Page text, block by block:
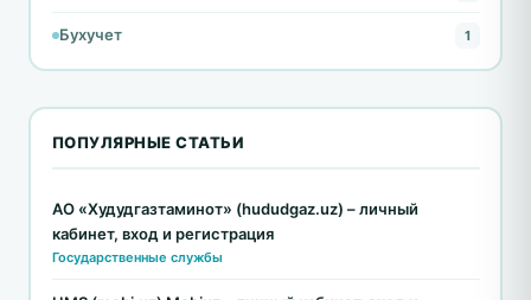
Бухучет 1
ПОПУЛЯРНЫЕ СТАТЬИ
АО «Худудгазтаминот» (hududgaz.uz) – личный
кабинет, вход и регистрация
Государственные службы